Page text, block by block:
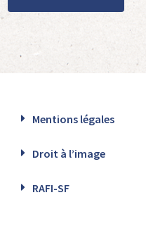
Mentions légales
Droit à l’image
RAFI-SF